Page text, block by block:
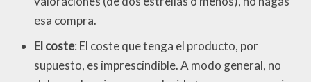
esa compra.
El coste: El coste que tenga el producto, por
supuesto, es imprescindible. A modo general, no